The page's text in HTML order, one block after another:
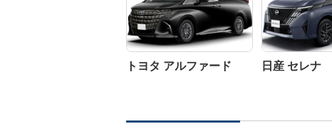
トヨタ アルファード 日産 セレナ